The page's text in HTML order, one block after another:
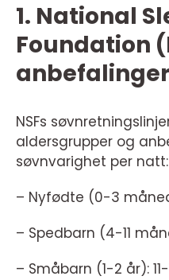
1. National
Foundation
NSFs
aldersgrupper og
søvnvarighet per natt:
– Nyfødte (0-3
– Spedbarn (4-11
– Småbarn (1-2 år):